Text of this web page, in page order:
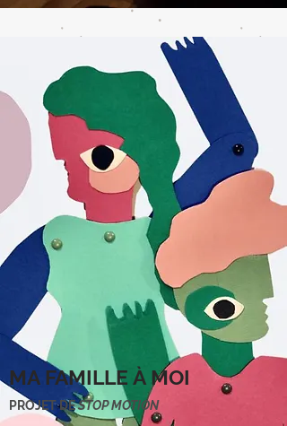
MA FAMILLE À MOI
PROJET DESTOP MOTION